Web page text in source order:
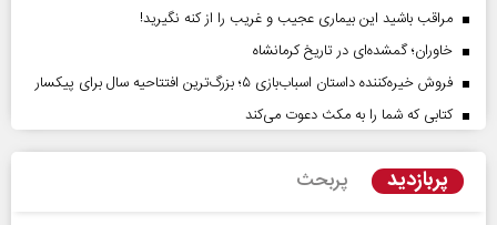
مراقب باشید این بیماری عجیب و غریب را از کنه نگیرید!
خاوران؛ گمشده‌ای در تاریخ کرمانشاه
فروش خیره‌کننده داستان اسباب‌بازی ۵؛ بزرگ‌ترین افتتاحیه سال برای پیکسار
کتابی که شما را به مکث دعوت می‌کند
پربازدید پربحث